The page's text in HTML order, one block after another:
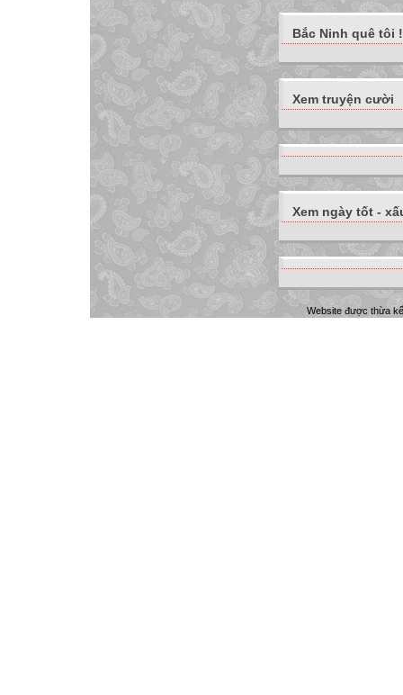
Bắc Ninh quê tôi !
Xem truyện cười
Xem ngày tốt -
Website được thừa